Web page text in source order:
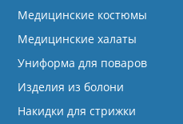
Медицинские костюмы
Медицинские халаты
Униформа для поваров
Изделия из болони
Накидки для стрижки